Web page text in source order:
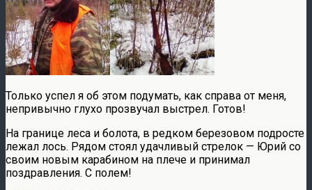
Только успел я об этом подумать, как справа от меня,
непривычно глухо прозвучал выстрел. Готов!
На границе леса и болота, в редком березовом подросте
лежал лось. Рядом стоял удачливый стрелок — Юрий со
своим новым карабином на плече и принимал
поздравления. С полем!